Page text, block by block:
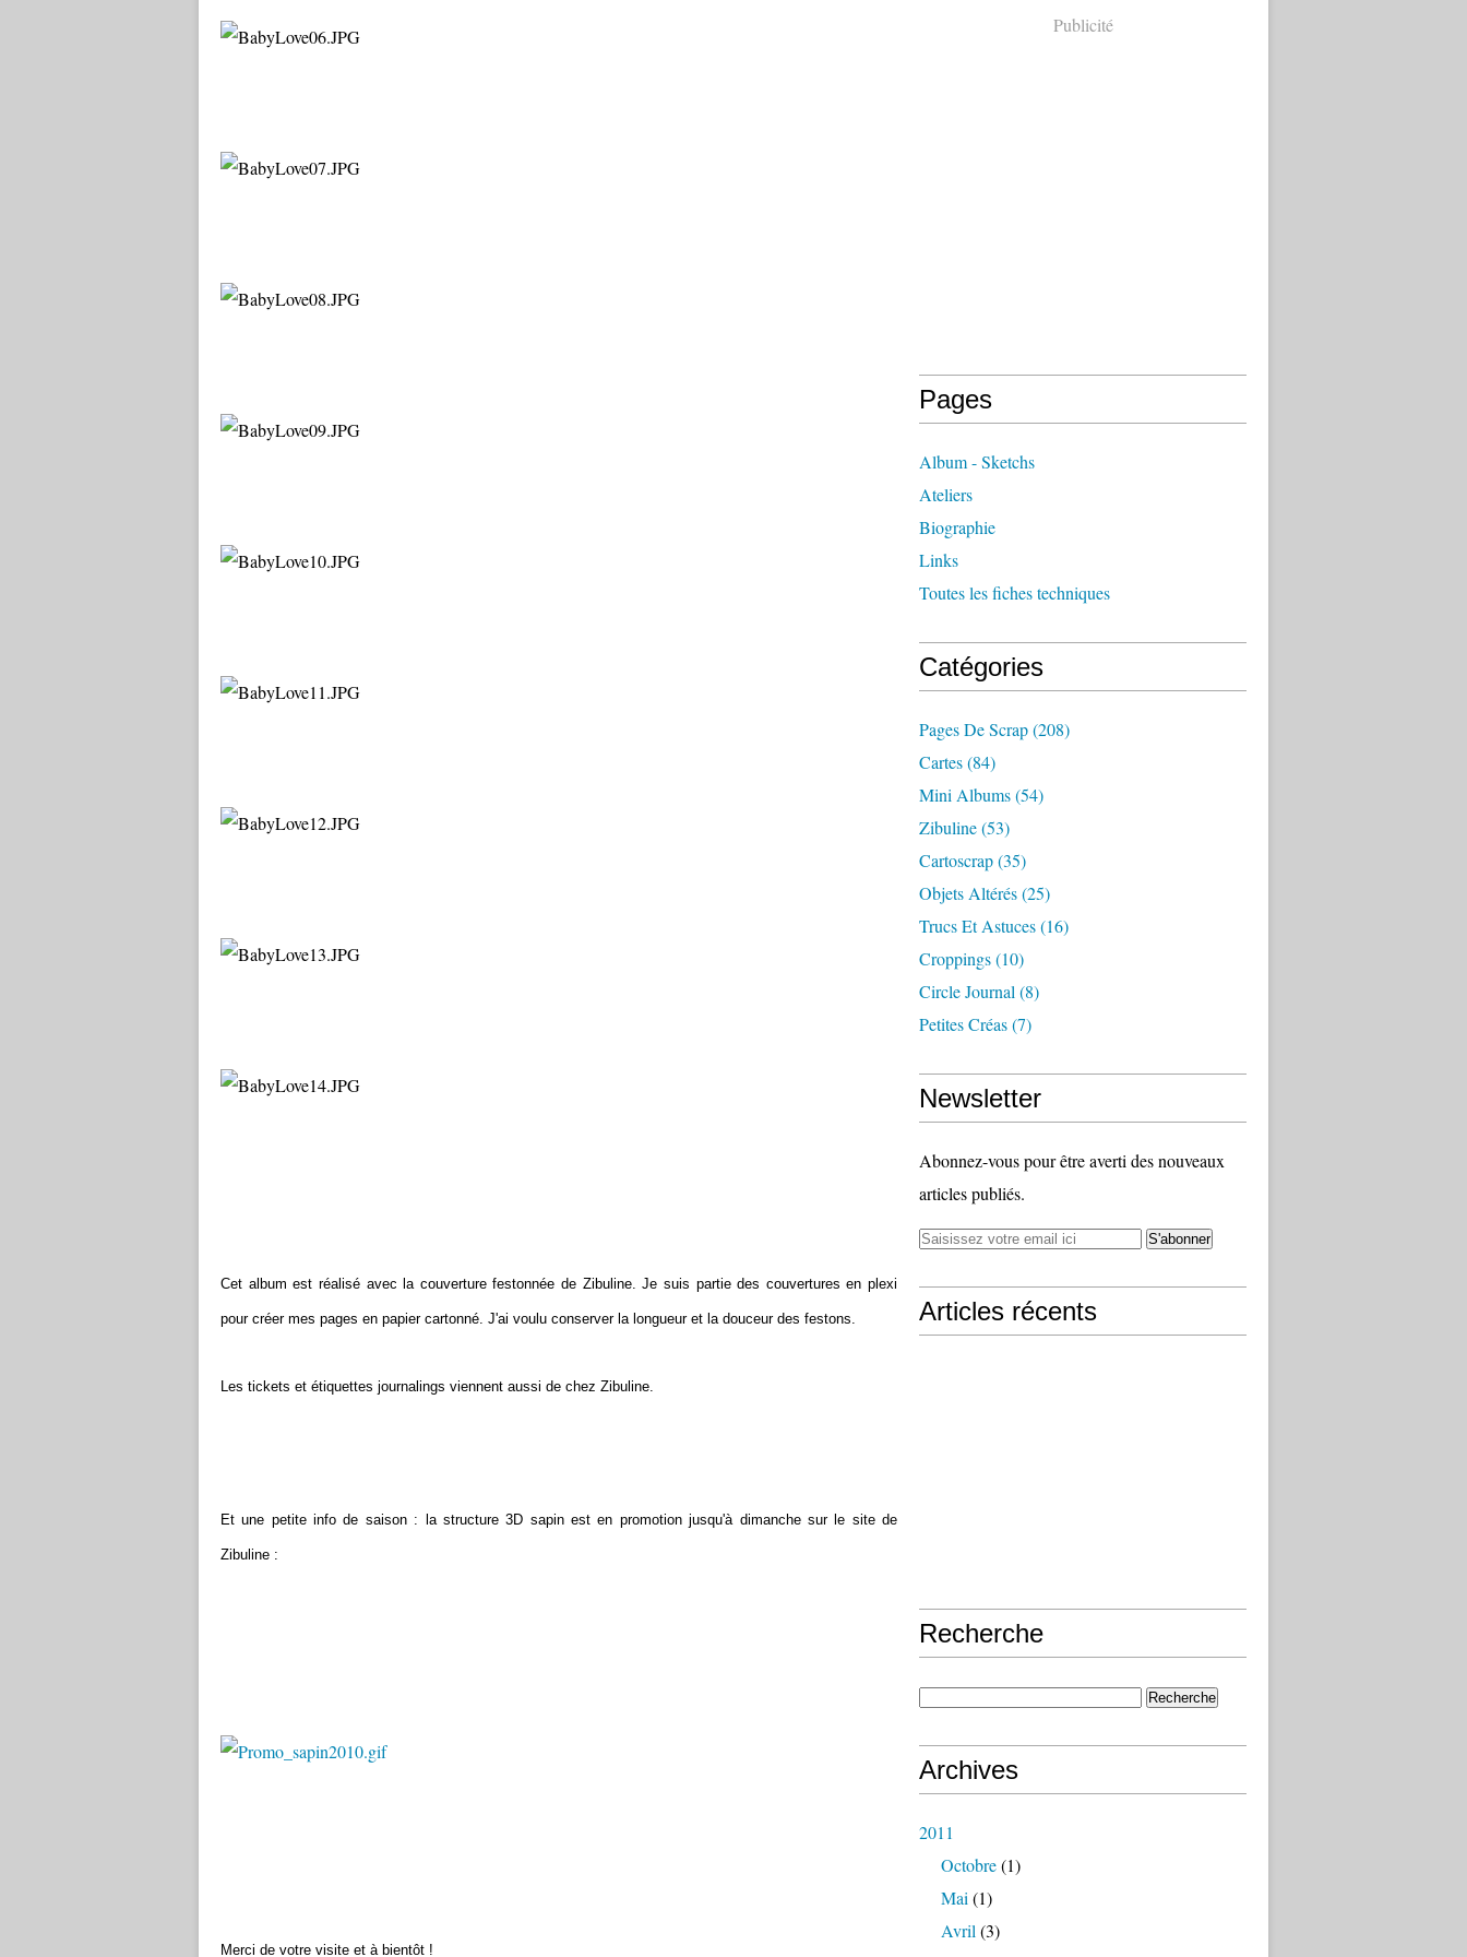
Cet album est réalisé avec la couverture festonnée de Zibuline. Je suis partie des couvertures en plexi
pour créer mes pages en papier cartonné. J'ai voulu conserver la longueur et la douceur des festons.
Les tickets et étiquettes journalings viennent aussi de chez Zibuline.
Et une petite info de saison : la structure 3D sapin est en promotion jusqu'à dimanche sur le site de
Zibuline :
Merci de votre visite et à bientôt !
Publicité
Pages
Album - Sketchs
Ateliers
Biographie
Links
Toutes les fiches techniques
Catégories
Pages De Scrap(208)
Cartes(84)
Mini Albums(54)
Zibuline(53)
Cartoscrap(35)
Objets Altérés(25)
Trucs Et Astuces(16)
Croppings(10)
Circle Journal (8)
Petites Créas(7)
Newsletter
Abonnez-vous pour être averti des nouveaux
articles publiés.
Articles récents
Recherche
Archives
2011
Octobre(1)
Mai (1)
Avril (3)